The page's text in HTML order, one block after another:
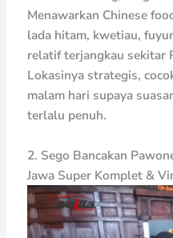
Menawarkan Chinese
lada hitam, kwetiau,
relatif terjangkau sekitar
Lokasinya strategis,
malam hari supaya
terlalu penuh.
2. Sego Bancakan
Jawa Super Komplet &